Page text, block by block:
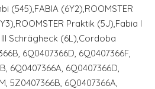
(545),FABIA (6Y2),ROOMSTER
Praktik (5J),Fabia I
III Schrägheck (6L),Cordoba
6Q0407366D, 6Q0407366F,
6Q0407366A, 6Q0407366D,
5Z0407366B, 6Q0407366A,